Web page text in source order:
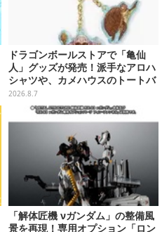
ドラゴンボールストアで「亀仙
人」グッズが発売！派手なアロハ
シャツや、カメハウスのトートバ
ッグなど夏らしいアイテムがズラ
2026.8.7
「解体匠機 νガンダム」の整備風
景を再現！専用オプション「ロン